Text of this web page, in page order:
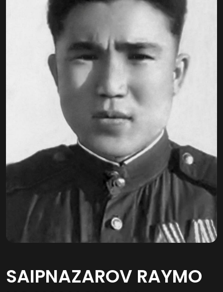
SAIPNAZAROV RAYMO